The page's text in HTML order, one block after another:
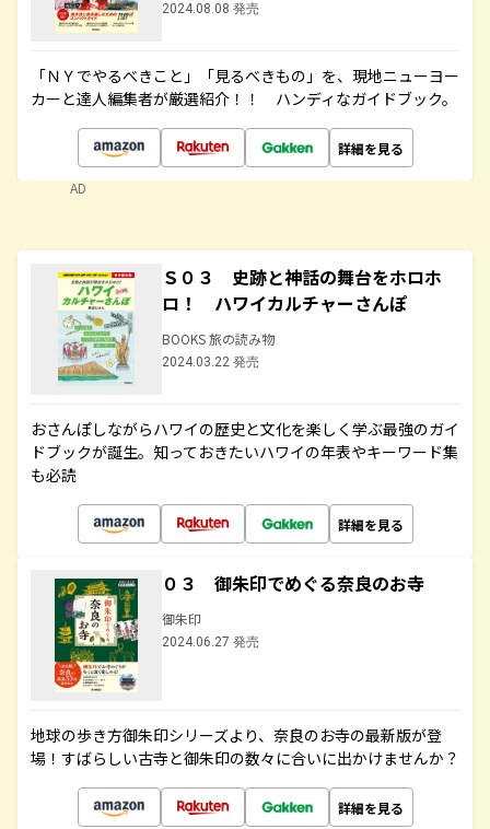
2024.08.08 発売
「ＮＹでやるべきこと」「見るべきもの」を、現地ニューヨー
カーと達人編集者が厳選紹介！！ ハンディなガイドブック。
詳細を見る
AD
Ｓ０３ 史跡と神話の舞台をホロホ
ロ！ ハワイカルチャーさんぽ
BOOKS 旅の読み物
2024.03.22 発売
おさんぽしながらハワイの歴史と文化を楽しく学ぶ最強のガイ
ドブックが誕生。知っておきたいハワイの年表やキーワード集
も必読
詳細を見る
０３ 御朱印でめぐる奈良のお寺
御朱印
2024.06.27 発売
地球の歩き方御朱印シリーズより、奈良のお寺の最新版が登
場！すばらしい古寺と御朱印の数々に合いに出かけませんか？
詳細を見る